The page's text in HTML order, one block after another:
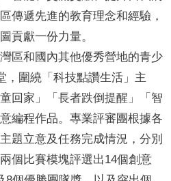
傳遞先進的教育理念和經驗，
貢獻一份力量。
區和國內其他優秀營地的青少
，圍繞「科技點讚生活」主
回家」「長者跌倒提醒」「智
編程作品。專業評審團根據各
題立意及任務完成情況，分別
個比賽模塊評選出14個創意